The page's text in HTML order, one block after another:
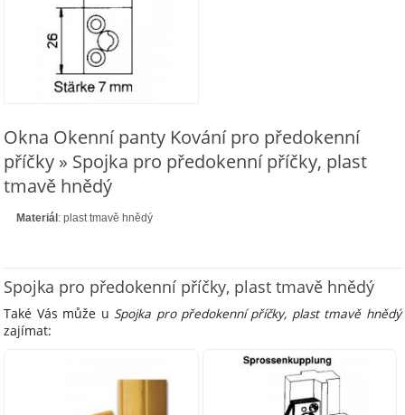
Okna Okenní panty Kování pro předokenní
příčky » Spojka pro předokenní příčky, plast
tmavě hnědý
Materiál : plast tmavě hnědý
Spojka pro předokenní příčky, plast tmavě hnědý
Také Vás může u Spojka pro předokenní příčky, plast tmavě hnědý
zajímat: